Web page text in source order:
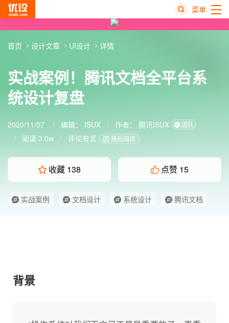
菜单
实战案例！腾讯文档全平台系
统设计复盘
2020/11/07 编辑： ISUX 作者： 腾讯ISUX 团队
阅读 3.0w 评论有奖 稍后阅读
收藏 138 点赞 15
实战案例 文档设计 系统设计
腾讯文档
首页 设计文章 UI设计 详情
背景